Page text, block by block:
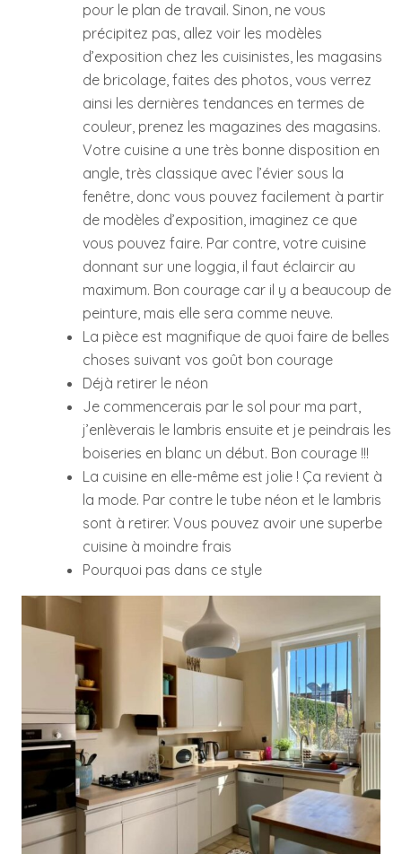
pour le plan de travail. Sinon, ne vous
précipitez pas, allez voir les modèles
d’exposition chez les cuisinistes, les magasins
de bricolage, faites des photos, vous verrez
ainsi les dernières tendances en termes de
couleur, prenez les magazines des magasins.
Votre cuisine a une très bonne disposition en
angle, très classique avec l’évier sous la
fenêtre, donc vous pouvez facilement à partir
de modèles d’exposition, imaginez ce que
vous pouvez faire. Par contre, votre cuisine
donnant sur une loggia, il faut éclaircir au
maximum. Bon courage car il y a beaucoup de
peinture, mais elle sera comme neuve.
La pièce est magnifique de quoi faire de belles
choses suivant vos goût bon courage
Déjà retirer le néon
Je commencerais par le sol pour ma part,
j’enlèverais le lambris ensuite et je peindrais les
boiseries en blanc un début. Bon courage !!!
La cuisine en elle-même est jolie ! Ça revient à
la mode. Par contre le tube néon et le lambris
sont à retirer. Vous pouvez avoir une superbe
cuisine à moindre frais
Pourquoi pas dans ce style